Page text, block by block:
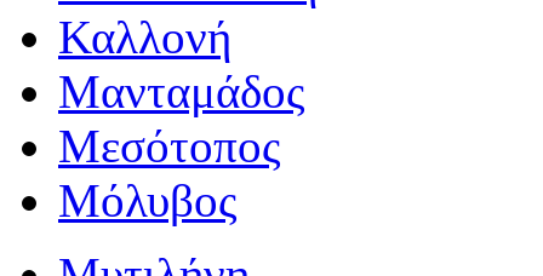
Καλλονή
Μανταμάδος
Μεσότοπος
Μόλυβος